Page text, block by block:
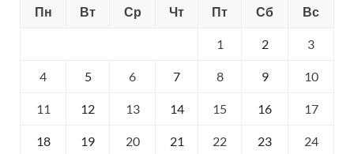
Пн
Вт Ср Чт Пт Сб Вс
1 2 3
4 5 6 7 8 9 10
11 12 13 14 15 16 17
18 19 20 21 22 23 24